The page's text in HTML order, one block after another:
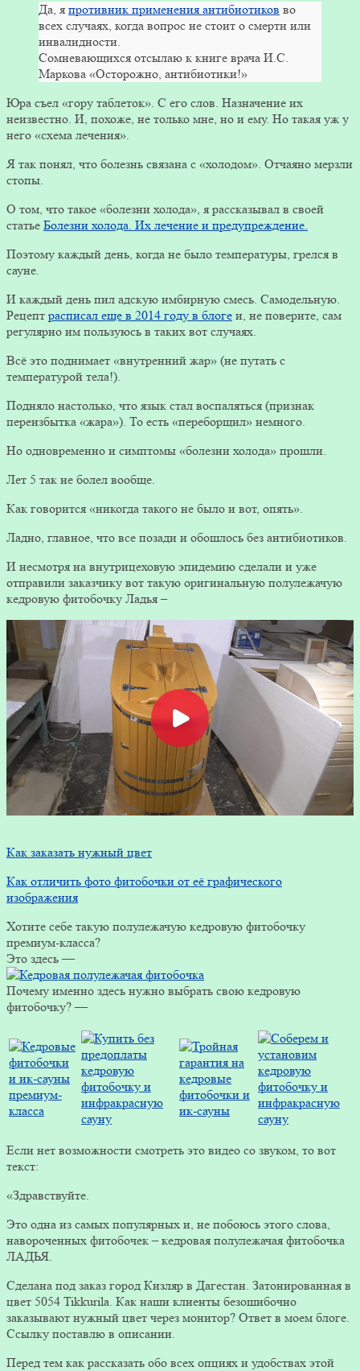
Да, я противник применения антибиотиков во
всех случаях, когда вопрос не стоит о смерти или
инвалидности.
Сомневающихся отсылаю к книге врача И.С.
Маркова «Осторожно, антибиотики!»
Юра съел «гору таблеток». С его слов. Назначение их
неизвестно. И, похоже, не только мне, но и ему. Но такая уж у
него «схема лечения».
Я так понял, что болезнь связана с «холодом». Отчаяно мерзли
стопы.
О том, что такое «болезни холода», я рассказывал в своей
статье Болезни холода. Их лечение и предупреждение.
Поэтому каждый день, когда не было температуры, грелся в
сауне.
И каждый день пил адскую имбирную смесь. Самодельную.
Рецепт расписал еще в 2014 году в блоге и, не поверите, сам
регулярно им пользуюсь в таких вот случаях.
Всё это поднимает «внутренний жар» (не путать с
температурой тела!).
Подняло настолько, что язык стал воспаляться (признак
переизбытка «жара»). То есть «переборщил» немного.
Но одновременно и симптомы «болезни холода» прошли.
Лет 5 так не болел вообще.
Как говорится «никогда такого не было и вот, опять».
Ладно, главное, что все позади и обошлось без антибиотиков.
И несмотря на внутрицеховую эпидемию сделали и уже
отправили заказчику вот такую оригинальную полулежачую
кедровую фитобочку Ладья –
Как заказать нужный цвет
Как отличить фото фитобочки от её графического
изображения
Хотите себе такую полулежачую кедровую фитобочку
премиум-класса?
Это здесь —
Почему именно здесь нужно выбрать свою кедровую
фитобочку? —
Если нет возможности смотреть это видео со звуком, то вот
текст:
«Здравствуйте.
Это одна из самых популярных и, не побоюсь этого слова,
навороченных фитобочек – кедровая полулежачая фитобочка
ЛАДЬЯ.
Сделана под заказ город Кизляр в Дагестан. Затонированная в
цвет 5054 Tikkurila. Как наши клиенты безошибочно
заказывают нужный цвет через монитор? Ответ в моем блоге.
Ссылку поставлю в описании.
Перед тем как рассказать обо всех опциях и удобствах этой